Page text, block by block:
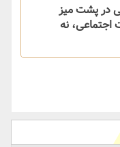
پشت میز
اجتماعی، نه